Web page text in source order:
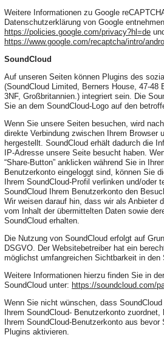
Weitere Informationen zu Google
Datenschutzerklärung von Google
https://policies.google.com/privacy?hl=de
https://www.google.com/recaptcha/intro/
SoundCloud
Auf unseren Seiten können Plugins des
(SoundCloud Limited, Berners House, 47-48
3NF, Großbritannien.) integriert sein. Die
Sie an dem SoundCloud-Logo auf den
Wenn Sie unsere Seiten besuchen, wird
direkte Verbindung zwischen Ihrem Browser
hergestellt. SoundCloud erhält dadurch die
IP-Adresse unsere Seite besucht haben.
“Share-Button” anklicken während Sie in
Benutzerkonto eingeloggt sind, können Sie
Ihrem SoundCloud-Profil verlinken und/oder
SoundCloud Ihrem Benutzerkonto den
Wir weisen darauf hin, dass wir als Anbieter
vom Inhalt der übermittelten Daten sowie
SoundCloud erhalten.
Die Nutzung von SoundCloud erfolgt auf
DSGVO. Der Websitebetreiber hat ein
möglichst umfangreichen Sichtbarkeit in den
Weitere Informationen hierzu finden Sie in
SoundCloud unter: https://soundcloud.com/
Wenn Sie nicht wünschen, dass
Ihrem SoundCloud- Benutzerkonto
Ihrem SoundCloud-Benutzerkonto aus
Plugins aktivieren.